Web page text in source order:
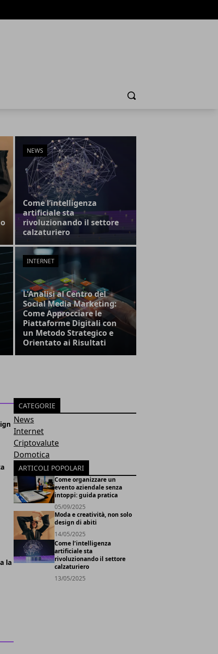
Cerca
NEWS
Come l’intelligenza
artificiale sta
rivoluzionando il settore
calzaturiero
INTERNET
L'Analisi al Centro del
Social Media Marketing:
Come Approcciare le
Piattaforme Digitali con
un Metodo Strategico e
Orientato ai Risultati
la
CATEGORIE
News
Internet
Criptovalute
Domotica
ARTICOLI POPOLARI
Come organizzare un
evento aziendale senza
intoppi: guida pratica
05/09/2025
Moda e creatività, non solo
design di abiti
14/05/2025
Come l’intelligenza
artificiale sta
rivoluzionando il settore
calzaturiero
13/05/2025